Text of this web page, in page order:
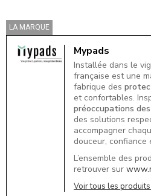
LA MARQUE
Mypads
Installée dans le
française est une
fabrique des
et confortables.
préoccupations
des solutions
accompagner
douceur, confiance
L’ensemble des
retrouver sur
Voir tous les